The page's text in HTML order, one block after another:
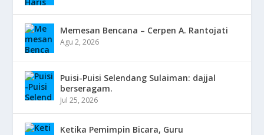
Memesan Bencana – Cerpen A. Rantojati
Agu 2, 2026
Puisi-Puisi Selendang Sulaiman: dajjal
berseragam.
Jul 25, 2026
Ketika Pemimpin Bicara, Guru